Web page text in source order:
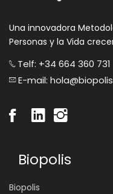
Una innovadora
Personas y la Vida
Telf: +34 664 360 731
E-mail:
Biopolis
Biopolis